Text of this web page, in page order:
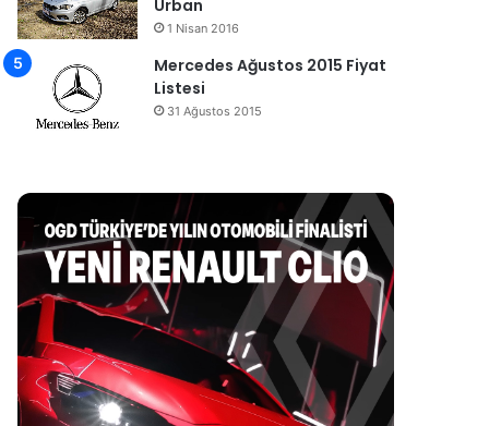
Urban
1 Nisan 2016
Mercedes Ağustos 2015 Fiyat
Listesi
31 Ağustos 2015